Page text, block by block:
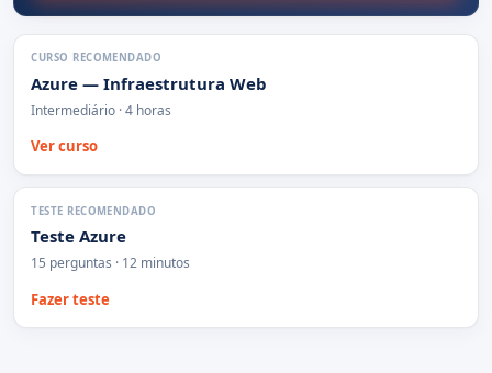
CURSO RECOMENDADO
Azure — Infraestrutura Web
Intermediário · 4 horas
Ver curso
TESTE RECOMENDADO
Teste Azure
15 perguntas · 12 minutos
Fazer teste